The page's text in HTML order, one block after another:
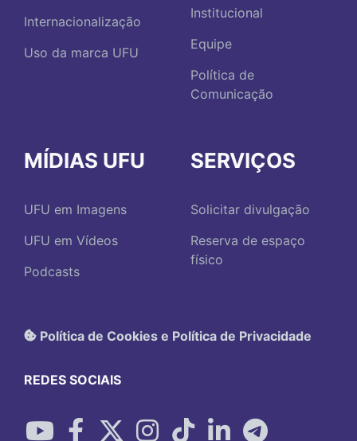
Internacionalização
Uso da marca UFU
Institucional
Equipe
Política de
Comunicação
MÍDIAS UFU
UFU em Imagens
UFU em Vídeos
Podcasts
SERVIÇOS
Solicitar divulgação
Reserva de espaço
físico
Política de Cookies e Política de Privacidade
REDES SOCIAIS